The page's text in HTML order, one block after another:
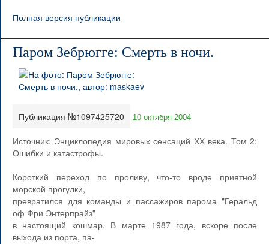
Полная версия публикации
Паром Зебрюгге: Смерть в ночи.
Публикация №1097425720 10 октября 2004
Источник: Энциклопедия мировых сенсаций ХХ века. Том 2:
Ошибки и катастрофы.
Короткий переход по проливу, что-то вроде приятной
морской прогулки,
превратился для команды и пассажиров парома "Геральд
оф Фри Энтерпрайз"
в настоящий кошмар. В марте 1987 года, вскоре после
выхода из порта, па-